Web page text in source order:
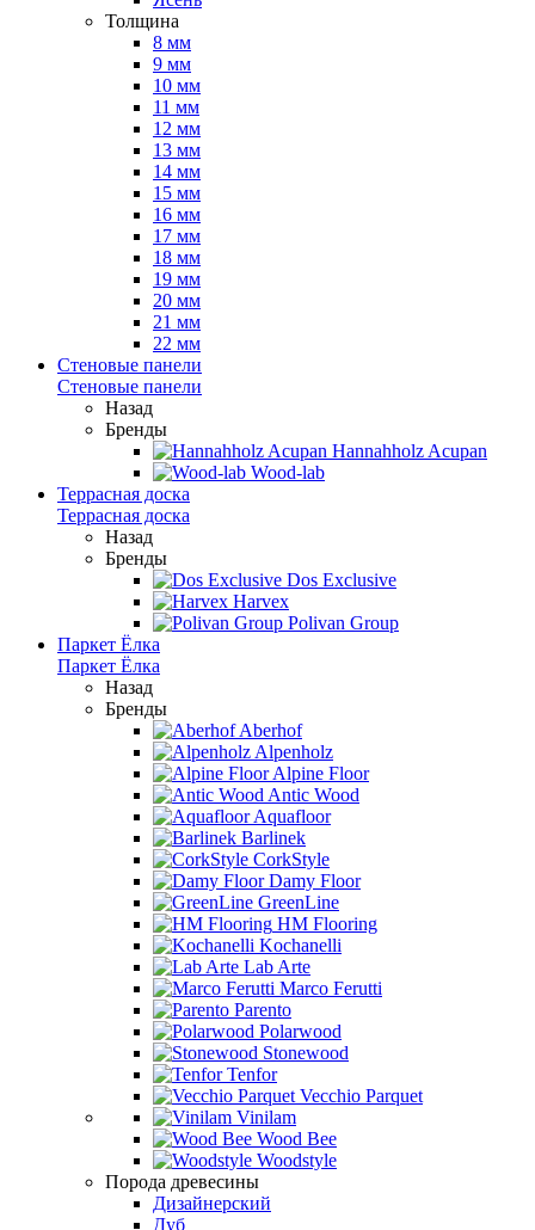
Толщина
8 мм
9 мм
10 мм
11 мм
12 мм
13 мм
14 мм
15 мм
16 мм
17 мм
18 мм
19 мм
20 мм
21 мм
22 мм
Стеновые панели
Стеновые панели
Назад
Бренды
Hannahholz Acupan
Wood-lab
Террасная доска
Террасная доска
Назад
Бренды
Dos Exclusive
Harvex
Polivan Group
Паркет Ёлка
Паркет Ёлка
Назад
Бренды
Aberhof
Alpenholz
Alpine Floor
Antic Wood
Aquafloor
Barlinek
CorkStyle
Damy Floor
GreenLine
HM Flooring
Kochanelli
Lab Arte
Marco Ferutti
Parento
Polarwood
Stonewood
Tenfor
Vecchio Parquet
Vinilam
Wood Bee
Woodstyle
Порода древесины
Дизайнерский
Дуб